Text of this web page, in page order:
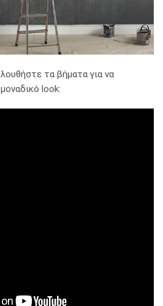
τα βήματα για να
look: